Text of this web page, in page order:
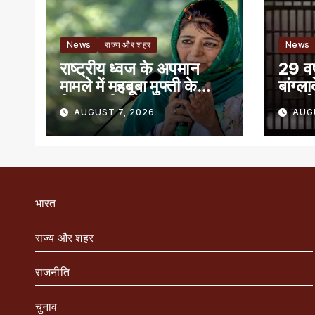
News राज्य और शहर
राष्ट्रीय ध्वज के अपमान
मामले में महबूबा मुफ्ती के
खिलाफ शिकायत
AUGUST 7, 2026
News
29
भारत
राज्य और शहर
राजनीति
चुनाव